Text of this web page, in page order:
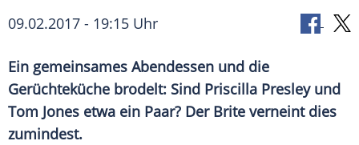
09.02.2017 - 19:15 Uhr
Ein gemeinsames Abendessen und die
Gerüchteküche brodelt: Sind Priscilla Presley und
Tom Jones etwa ein Paar? Der Brite verneint dies
zumindest.